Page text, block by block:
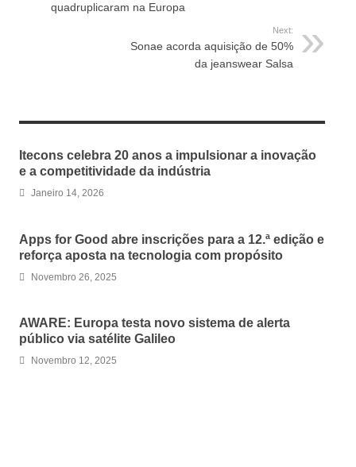
quadruplicaram na Europa
Next:
Sonae acorda aquisição de 50%
da jeanswear Salsa
Itecons celebra 20 anos a impulsionar a inovação
e a competitividade da indústria
Janeiro 14, 2026
Apps for Good abre inscrições para a 12.ª edição e
reforça aposta na tecnologia com propósito
Novembro 26, 2025
AWARE: Europa testa novo sistema de alerta
público via satélite Galileo
Novembro 12, 2025